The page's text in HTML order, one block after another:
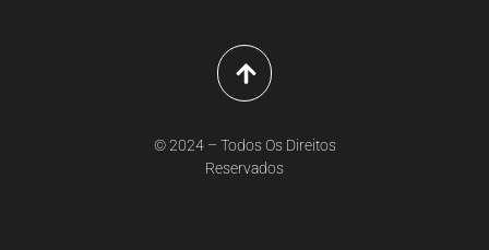
© 2024 – Todos Os Direitos
Reservados